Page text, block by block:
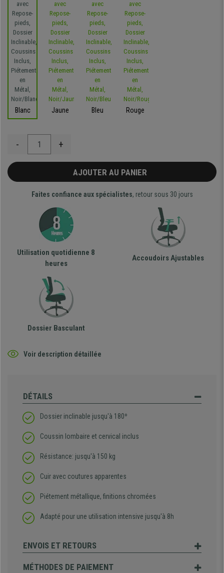
Blanc Jaune Bleu Rouge
- +
AJOUTER AU PANIER
Faites confiance aux spécialistes, retour sous 30 jours
Utilisation quotidienne 8
heures
Accoudoirs Ajustables
Dossier Basculant
Voir description détaillée
DÉTAILS
Dossier inclinable jusqu'à 180º
Coussin lombaire et cervical inclus
Résistance: jusqu'à 150 kg
Cuir avec coutures apparentes
Piétement métallique, finitions chromées
Adapté pour une utilisation intensive jusqu'à 8h
ENVOIS ET RETOURS
MÉTHODES DE PAIEMENT